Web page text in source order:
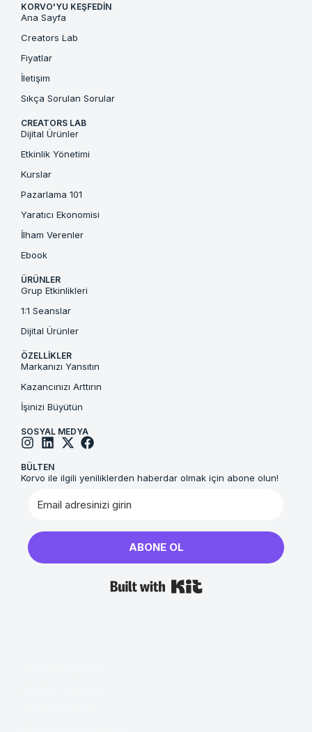
KORVO'YU KEŞFEDIN
Ana Sayfa
Creators Lab
Fiyatlar
İletişim
Sıkça Sorulan Sorular
CREATORS LAB
Dijital Ürünler
Etkinlik Yönetimi
Kurslar
Pazarlama 101
Yaratıcı Ekonomisi
İlham Verenler
Ebook
ÜRÜNLER
Grup Etkinlikleri
1:1 Seanslar
Dijital Ürünler
ÖZELLIKLER
Markanızı Yansıtın
Kazancınızı Arttırın
İşinizi Büyütün
SOSYAL MEDYA
BÜLTEN
Korvo ile ilgili yeniliklerden haberdar olmak için abone olun!
ABONE OL